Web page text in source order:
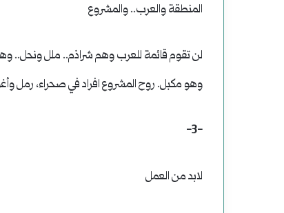
المنطقة والعرب.. والمشروع
لن تقوم قائمة للعرب وهم شراذم.. ملل ونحل..
وهو مكبل. روح المشروع افراد في صحراء، رمل
-3-
لابد من العمل